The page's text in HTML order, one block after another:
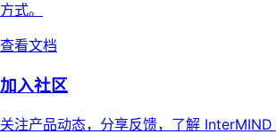
方式。
查看文档
加入社区
关注产品动态，分享反馈，了解